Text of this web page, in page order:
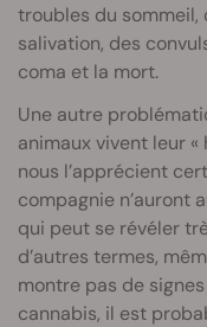
troubles du sommeil,
salivation, des
coma et la mort.
Une autre
animaux vivent leur «
nous l’apprécient
compagnie n’auront
qui peut se révéler
d’autres termes,
montre pas de
cannabis, il est